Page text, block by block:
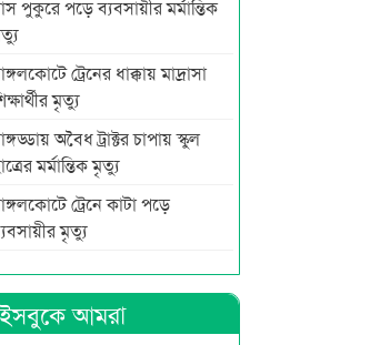
পুকুরে পড়ে ব্যবসায়ীর মর্মান্তিক
ট্রেনের ধাক্কায় মাদ্রাসা
মৃত্যু
অবৈধ ট্রাক্টর চাপায় স্কুল
মর্মান্তিক মৃত্যু
ট্রেনে কাটা পড়ে
মৃত্যু
আমরা